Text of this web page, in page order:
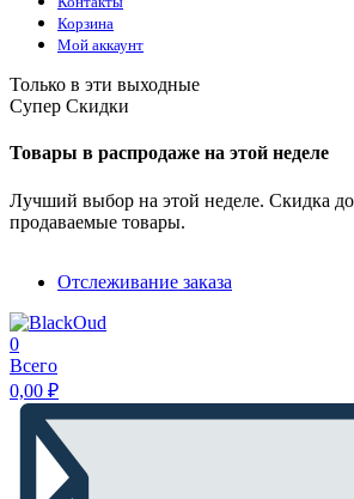
Корзина
Мой аккаунт
Только в эти выходные
Супер Скидки
Товары в распродаже на этой неделе
Лучший выбор на этой неделе. Скидка
продаваемые товары.
Отслеживание заказа
0
Всего
0,00 ₽